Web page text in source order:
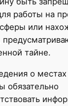
работы на
или
тайне.
о
обязательно